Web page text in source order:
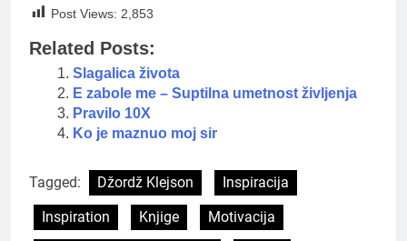
Post Views: 2,853
Related Posts:
Slagalica života
E zabole me – Suptilna umetnost življenja
Pravilo 10X
Ko je maznuo moj sir
Tagged: Džordž Klejson
Inspiracija
Inspiration
Knjige
Motivacija